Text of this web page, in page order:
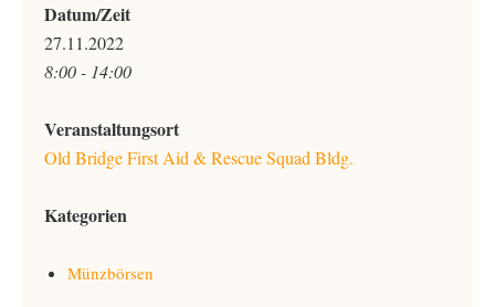
Datum/Zeit
27.11.2022
8:00 - 14:00
Veranstaltungsort
Old Bridge First Aid & Rescue Squad Bldg.
Kategorien
Münzbörsen